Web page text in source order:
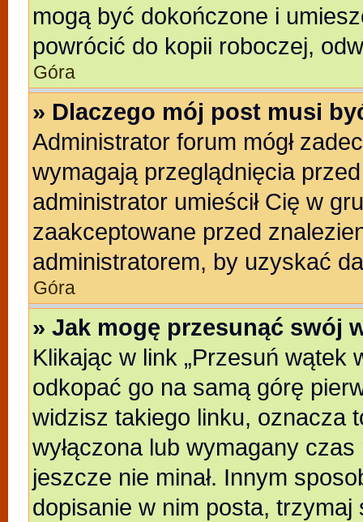
mogą być dokończone i
powrócić do kopii roboczej,
Góra
» Dlaczego mój post musi
Administrator forum mógł
wymagają przeglądnięcia
administrator umieścił Cię w
zaakceptowane przed
administratorem, by uzyskać
Góra
» Jak mogę przesunąć swój
Klikając w link „Przesuń wątek
odkopać go na samą górę
widzisz takiego linku, oznacza
wyłączona lub wymagany
jeszcze nie minał. Innym
dopisanie w nim posta,